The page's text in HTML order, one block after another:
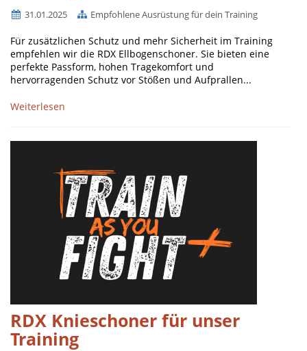
31.01.2025 Empfohlene Ausrüstung für dein Training
Für zusätzlichen Schutz und mehr Sicherheit im Training
empfehlen wir die RDX Ellbogenschoner. Sie bieten eine
perfekte Passform, hohen Tragekomfort und
hervorragenden Schutz vor Stößen und Aufprallen...
Weiterlesen
RDX Knieschoner für unser
Training